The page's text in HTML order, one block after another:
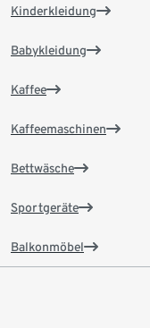
Kinderkleidung
Babykleidung
Kaffee
Kaffeemaschinen
Bettwäsche
Sportgeräte
Balkonmöbel